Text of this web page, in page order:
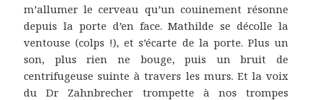
m’allumer le cerveau qu’un couinement résonne
depuis la porte d’en face. Mathilde se décolle la
ventouse (colps !), et s’écarte de la porte. Plus un
son, plus rien ne bouge, puis un bruit de
centrifugeuse suinte à travers les murs. Et la voix
du Dr Zahnbrecher trompette à nos trompes